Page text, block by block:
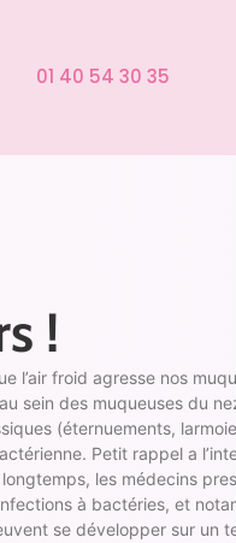
01 40 54 30 35
!
l’air froid agresse nos
sein des muqueuses du
(éternuements,
Petit rappel a
les médecins
à bactéries, et
se développer sur un